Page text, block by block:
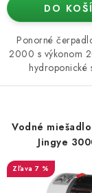
DO
Ponorné
2000 s výkonom
hydroponické
Vodné
Jingye
7 %